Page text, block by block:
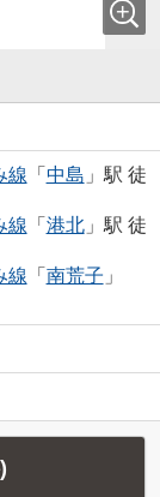
線 「 中島 」駅 徒
線 「 港北」駅 徒
線 「 南荒子 」